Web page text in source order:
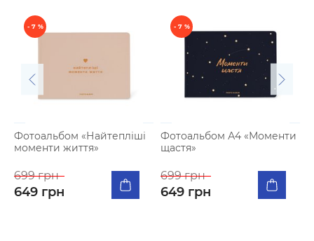
- 7 %
Фотоальбом «Найтепліші
моменти життя»
699 грн
649 грн
- 7 %
Фотоальбом А4 «Моменти
щастя»
699 грн
649 грн